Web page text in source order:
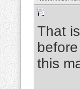
That
this